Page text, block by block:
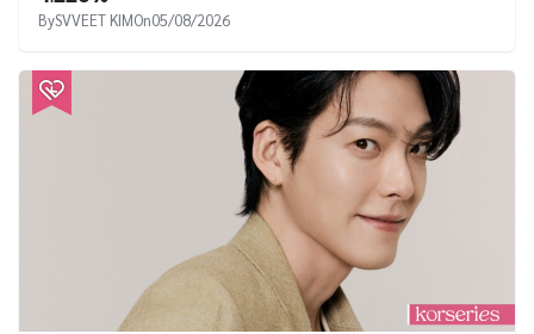
BySVVEET KIMOn05/08/2026